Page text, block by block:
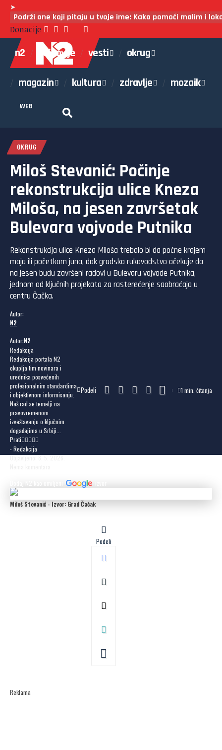
➤
Podrži one koji pitaju u tvoje ime: Kako pomoći malim i
Donacije
n2 najnovije vesti okrug
magazin kultura zdravlje mozaik
WEB
OKRUG
Miloš Stevanić: Počinje
rekonstrukcija ulice Kneza
Miloša, na jesen završetak
Bulevara vojvode Putnika
Rekonstrukcija ulice Kneza Miloša trebalo bi da počne krajem
maja ili početkom juna, dok gradsko rukovodstvo očekuje da
na jesen budu završeni radovi u Bulevaru vojvode Putnika,
jednom od ključnih projekata za rasterećenje saobraćaja u
centru Čačka.
Autor:
N2
Autor:N2
Redakcija
Redakcija portala N2
okuplja tim novinara i
urednika posvećenih
profesionalnim standardima
i objektivnom informisanju.
Naš rad se temelji na
pravovremenom
izveštavanju o ključnim
događajima u Srbiji...
Prati
- Redakcija
Objavljeno: 8. 5. 2026.
Podeli 1 min. čitanja
Miloš Stevanić - Izvor: Grad Čačak
Podeli
Reklama